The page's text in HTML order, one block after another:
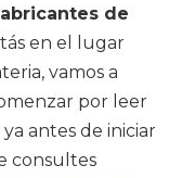
de
en el lugar
vamos a
por leer
antes de iniciar
consultes